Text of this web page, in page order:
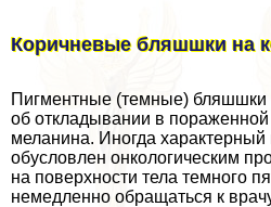
Коричневые бляшшки на
Пигментные (темные) бляшшки
об откладывании в пораженной
меланина. Иногда
обусловлен oнкoлoгическим
на поверхности тела темного
немедленно обращаться к